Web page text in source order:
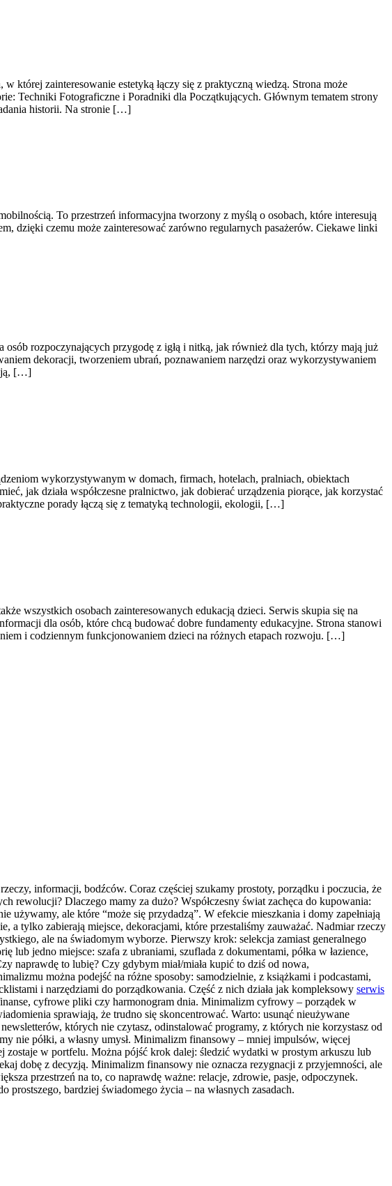
zainteresowanie estetyką łączy się z praktyczną wiedzą. Strona może
Techniki Fotograficzne i Poradniki dla Początkujących. Głównym tematem strony
historii. Na stronie […]
To przestrzeń informacyjna tworzony z myślą o osobach, które interesują
dzięki czemu może zainteresować zarówno regularnych pasażerów. Ciekawe linki
rozpoczynających przygodę z igłą i nitką, jak również dla tych, którzy mają już
dekoracji, tworzeniem ubrań, poznawaniem narzędzi oraz wykorzystywaniem
[…]
wykorzystywanym w domach, firmach, hotelach, pralniach, obiektach
jak działa współczesne pralnictwo, jak dobierać urządzenia piorące, jak korzystać
porady łączą się z tematyką technologii, ekologii, […]
wszystkich osobach zainteresowanych edukacją dzieci. Serwis skupia się na
dla osób, które chcą budować dobre fundamenty edukacyjne. Strona stanowi
i codziennym funkcjonowaniem dzieci na różnych etapach rozwoju. […]
informacji, bodźców. Coraz częściej szukamy prostoty, porządku i poczucia, że
rewolucji? Dlaczego mamy za dużo? Współczesny świat zachęca do kupowania:
ale które “może się przydadzą”. W efekcie mieszkania i domy zapełniają
a tylko zabierają miejsce, dekoracjami, które przestaliśmy zauważać. Nadmiar rzeczy
ale na świadomym wyborze. Pierwszy krok: selekcja zamiast generalnego
jedno miejsce: szafa z ubraniami, szuflada z dokumentami, półka w łazience,
naprawdę to lubię? Czy gdybym miał/miała kupić to dziś od nowa,
można podejść na różne sposoby: samodzielnie, z książkami i podcastami,
i narzędziami do porządkowania. Część z nich działa jak kompleksowy serwis
cyfrowe pliki czy harmonogram dnia. Minimalizm cyfrowy – porządek w
sprawiają, że trudno się skoncentrować. Warto: usunąć nieużywane
których nie czytasz, odinstalować programy, z których nie korzystasz od
nie półki, a własny umysł. Minimalizm finansowy – mniej impulsów, więcej
w portfelu. Można pójść krok dalej: śledzić wydatki w prostym arkuszu lub
dobę z decyzją. Minimalizm finansowy nie oznacza rezygnacji z przyjemności, ale
przestrzeń na to, co naprawdę ważne: relacje, zdrowie, pasje, odpoczynek.
bardziej świadomego życia – na własnych zasadach.